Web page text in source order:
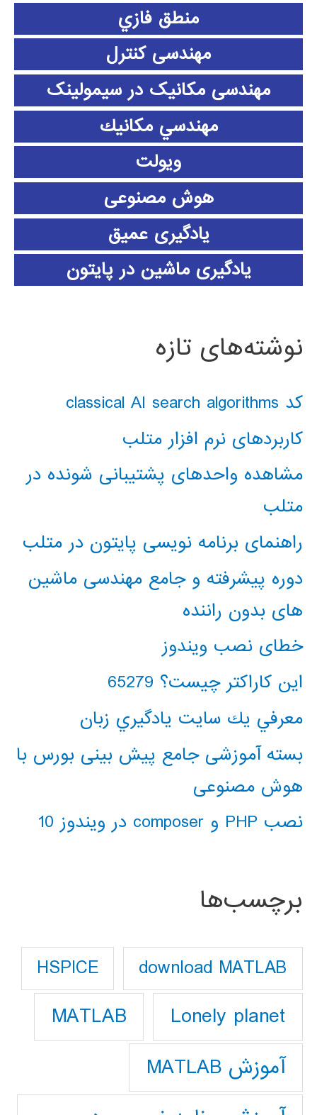
منطق فازي
مهندسی کنترل
مهندسی مکانیک در سیمولینک
مهندسي مكانيك
ویولت
هوش مصنوعی
یادگیری عمیق
یادگیری ماشین در پایتون
نوشته‌های تازه
کد classical AI search algorithms
کاربردهای نرم افزار متلب
مشاهده واحدهای پشتیبانی شونده در
متلب
راهنمای برنامه نویسی پایتون در متلب
دوره پیشرفته و جامع مهندسی ماشین
های بدون راننده
خطای نصب ویندوز
این کاراکتر چیست؟ 65279
معرفي يك سايت يادگيري زبان
بسته آموزشی جامع پیش بینی بورس با
هوش مصنوعی
نصب PHP و composer در ویندوز 10
برچسب‌ها
download MATLAB
HSPICE
Lonely planet
MATLAB
آموزش MATLAB